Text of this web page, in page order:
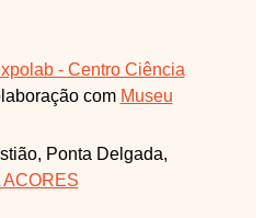
- Centro Ciência
com Museu
Ponta Delgada,
ACORES